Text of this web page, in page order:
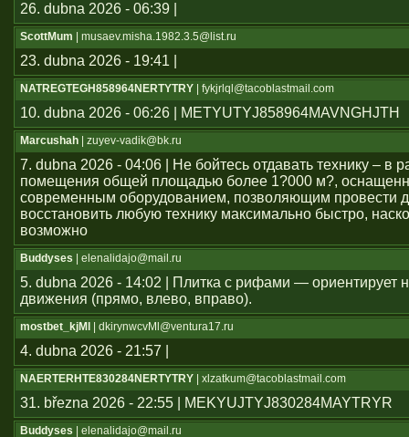
26. dubna 2026 - 06:39 |
ScottMum | musaev.misha.1982.3.5@list.ru
23. dubna 2026 - 19:41 |
NATREGTEGH858964NERTYTRY | fykjrlql@tacoblastmail.com
10. dubna 2026 - 06:26 | METYUTYJ858964MAVNGHJTH
Marcushah | zuyev-vadik@bk.ru
7. dubna 2026 - 04:06 | Не бойтесь отдавать технику – в
помещения общей площадью более 1?000 м?,
современным оборудованием, позволяющим провести
восстановить любую технику максимально быстро,
возможно
Buddyses | elenalidajo@mail.ru
5. dubna 2026 - 14:02 | Плитка с рифами — ориентирует
движения (прямо, влево, вправо).
mostbet_kjMl | dkirynwcvMl@ventura17.ru
4. dubna 2026 - 21:57 |
NAERTERHTE830284NERTYTRY | xlzatkum@tacoblastmail.com
31. března 2026 - 22:55 | MEKYUJTYJ830284MAYTRYR
Buddyses | elenalidajo@mail.ru